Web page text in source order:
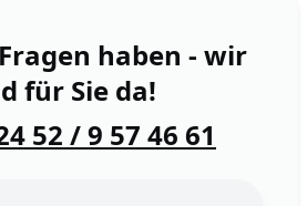
haben - wir
für Sie da!
52 / 9 57 46 61